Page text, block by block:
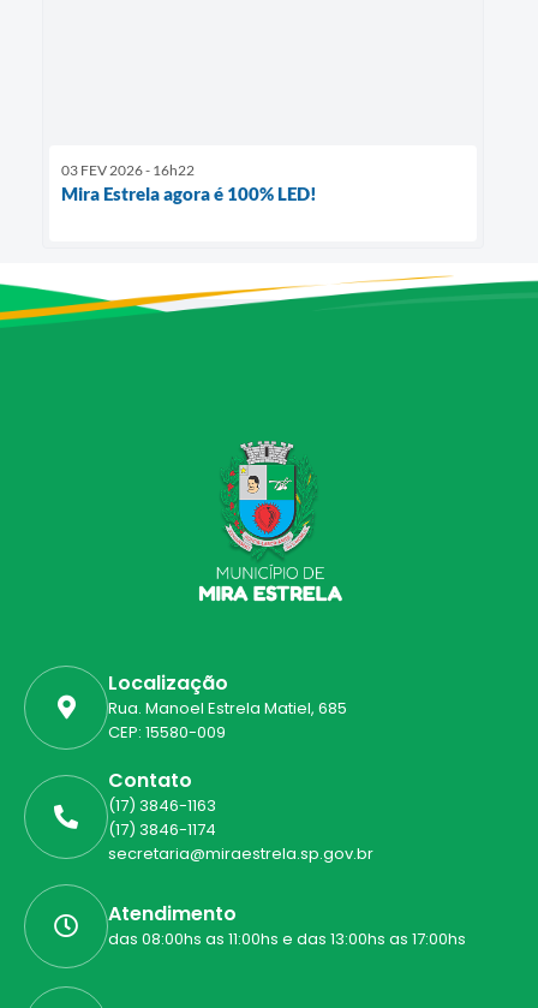
03 FEV 2026 - 16h22
Mira Estrela agora é 100% LED!
Localização
Rua. Manoel Estrela Matiel, 685
CEP: 15580-009
Contato
(17) 3846-1163
(17) 3846-1174
secretaria@miraestrela.sp.gov.br
Atendimento
das 08:00hs as 11:00hs e das 13:00hs as 17:00hs